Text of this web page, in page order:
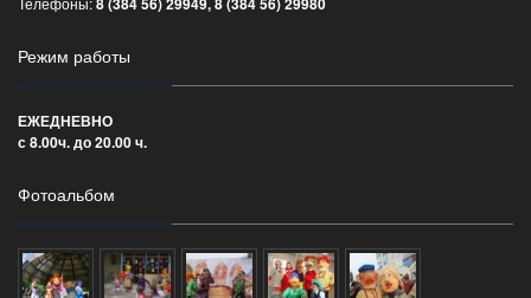
Режим работы
ЕЖЕДНЕВНО
с 8.00ч. до 20.00 ч.
Фотоальбом